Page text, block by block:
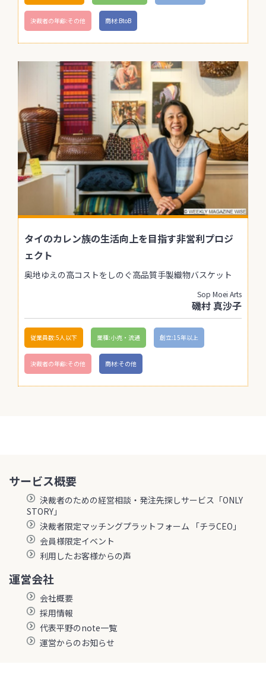
決裁者の年齢:その他 商材:BtoB
タイのカレン族の生活向上を目指す非営利プロジ
ェクト
奥地ゆえの高コストをしのぐ高品質手製織物バスケット
Sop Moei Arts
磯村 真沙子
従業員数:5人以下 業種:小売・流通 創立:15年以上
決裁者の年齢:その他 商材:その他
サービス概要
決裁者のための経営相談・発注先探しサービス「ONLY
STORY」
決裁者限定マッチングプラットフォーム 「チラCEO」
会員様限定イベント
利用したお客様からの声
運営会社
会社概要
採用情報
代表平野のnote一覧
運営からのお知らせ